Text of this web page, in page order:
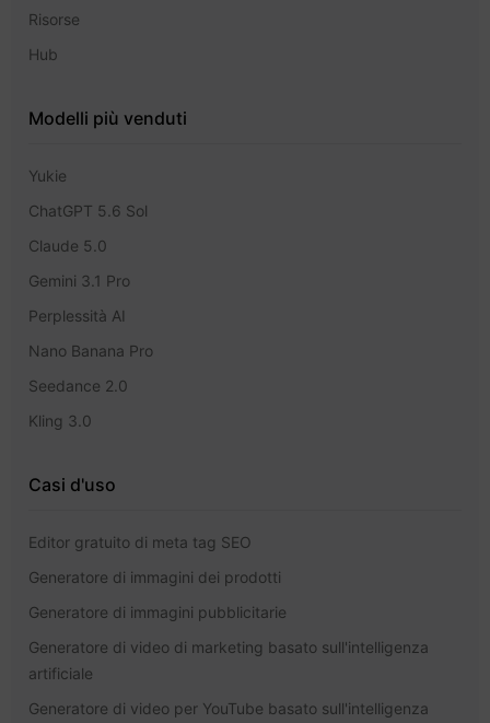
Risorse
Hub
Modelli più venduti
Yukie
ChatGPT 5.6 Sol
Claude 5.0
Gemini 3.1 Pro
Perplessità AI
Nano Banana Pro
Seedance 2.0
Kling 3.0
Casi d'uso
Editor gratuito di meta tag SEO
Generatore di immagini dei prodotti
Generatore di immagini pubblicitarie
Generatore di video di marketing basato sull'intelligenza
artificiale
Generatore di video per YouTube basato sull'intelligenza